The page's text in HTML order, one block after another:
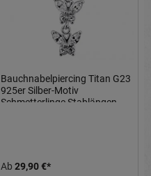
Bauchnabelpiercing Titan G23
925er Silber-Motiv
Schmetterlinge Stablängen
Ab 29,90 €*